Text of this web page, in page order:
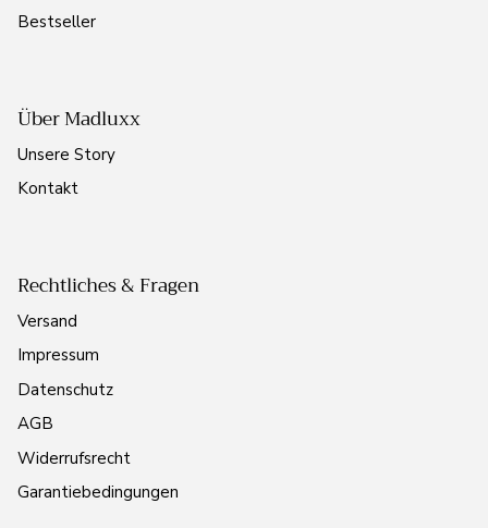
Bestseller
Über Madluxx
Unsere Story
Kontakt
Rechtliches & Fragen
Versand
Impressum
Datenschutz
AGB
Widerrufsrecht
Garantiebedingungen